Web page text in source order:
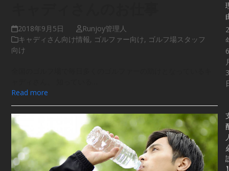
2018年9月5日
Runjoy管理人
キャディさん向け情報, ゴルファー向け, ゴルフ場スタッフ
向け
Read more
6